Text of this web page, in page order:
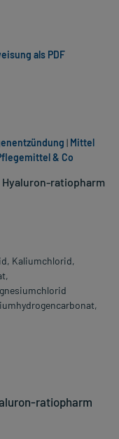
als PDF
ratiopharm
Kaliumchlorid,
ratiopharm
| Mittel
& Co